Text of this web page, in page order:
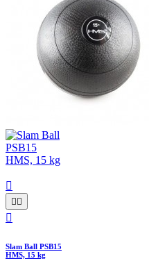

 

Slam Ball PSB15
HMS, 15 kg